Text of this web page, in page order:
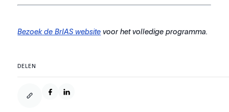
Bezoek de BrIAS website voor het volledige programma.
DELEN